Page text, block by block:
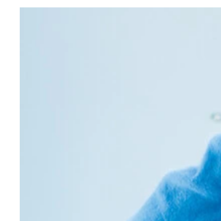
デジタル写真集『即バズリ美女、Newスミダ。』
撮影／桑島智輝 価格／1100円（税込） ブレイク
作の見どころは、寄せていない胸。グラビアで
かしい」そうな。女子グラの二人も惚れ惚れしち
『即バズリ美女、Newスミダ。』 撮影／根本好
過ごしたり、お庭で楽しそうにはしゃいだり。
写真集のタイトルは、思わず声に出して読み上げ